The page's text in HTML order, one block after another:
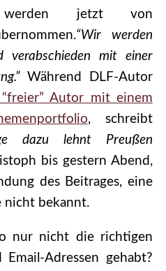
jetzt von
“Wir werden
verabschieden mit einer
Während DLF-Autor
Autor mit einem
, schreibt
dazu lehnt Preußen
bis gestern Abend,
des Beitrages, eine
nicht bekannt.
nur nicht die richtigen
Adressen gehabt?